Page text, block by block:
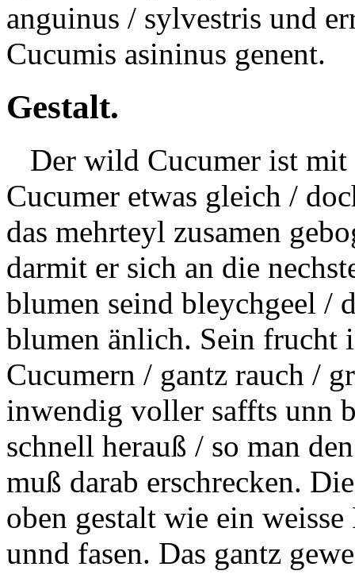
anguinus / sylvestris und
Cucumis asininus genent.
Gestalt.
Der wild Cucumer ist mit
Cucumer etwas gleich /
das mehrteyl zusamen
darmit er sich an die
blumen seind bleychgeel /
blumen änlich. Sein frucht
Cucumern / gantz rauch /
inwendig voller saffts unn
schnell herauß / so man
muß darab erschrecken.
oben gestalt wie ein
unnd fasen. Das gantz